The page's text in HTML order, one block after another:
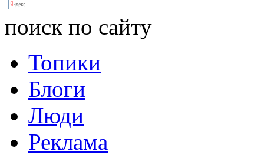
поиск по сайту
Топики
Блоги
Люди
Реклама